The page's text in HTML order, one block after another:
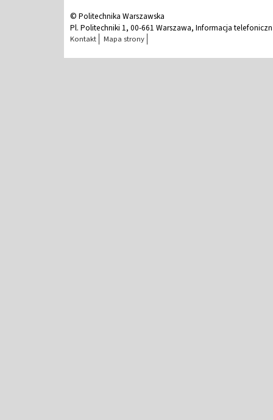
© Politechnika Warszawska
Pl. Politechniki 1, 00-661 Warszawa, Informacja
Kontakt Mapa strony